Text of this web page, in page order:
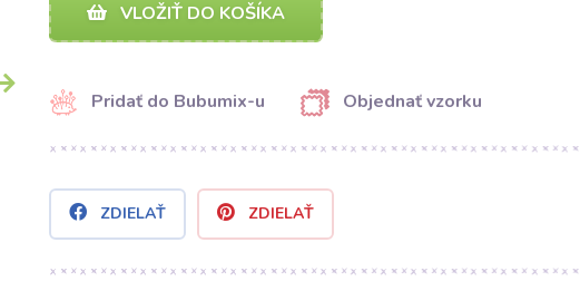
VLOŽIŤ DO KOŠÍKA
Pridať do Bubumix-u Objednať vzorku
ZDIELAŤ ZDIELAŤ